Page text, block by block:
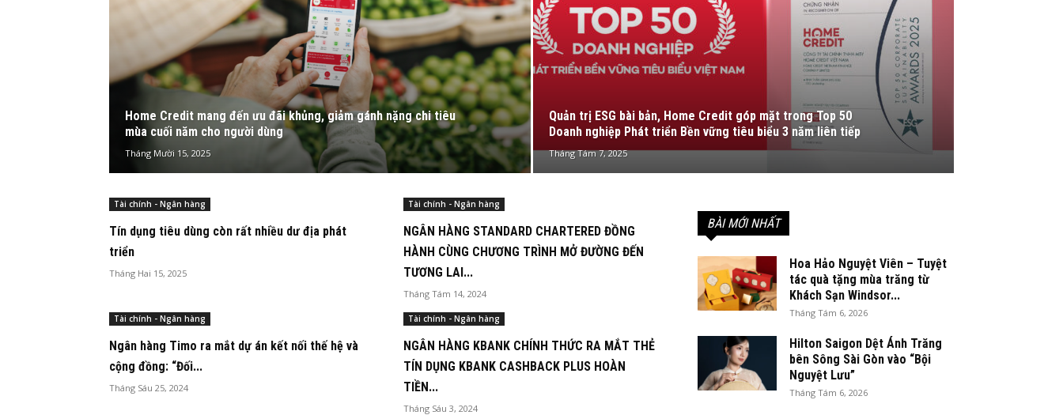
Home Credit mang đến ưu đãi khủng, giảm gánh nặng chi tiêu
mùa cuối năm cho người dùng
Tháng Mười 15, 2025
Quản trị ESG bài bản, Home Credit góp mặt trong Top 50
Doanh nghiệp Phát triển Bền vững tiêu biểu 3 năm liên tiếp
Tháng Tám 7, 2025
Tài chính - Ngân hàng
Tín dụng tiêu dùng còn rất nhiều dư địa phát
triển
Tháng Hai 15, 2025
Tài chính - Ngân hàng
NGÂN HÀNG STANDARD CHARTERED ĐỒNG
HÀNH CÙNG CHƯƠNG TRÌNH MỞ ĐƯỜNG ĐẾN
TƯƠNG LAI...
Tháng Tám 14, 2024
Tài chính - Ngân hàng
Ngân hàng Timo ra mắt dự án kết nối thế hệ và
cộng đồng: “Đối...
Tháng Sáu 25, 2024
Tài chính - Ngân hàng
NGÂN HÀNG KBANK CHÍNH THỨC RA MẮT THẺ
TÍN DỤNG KBANK CASHBACK PLUS HOÀN
TIỀN...
Tháng Sáu 3, 2024
BÀI MỚI NHẤT
Hoa Hảo Nguyệt Viên – Tuyệt
tác quà tặng mùa trăng từ
Khách Sạn Windsor...
Tháng Tám 6, 2026
Hilton Saigon Dệt Ánh Trăng
bên Sông Sài Gòn vào “Bội
Nguyệt Lưu”
Tháng Tám 6, 2026